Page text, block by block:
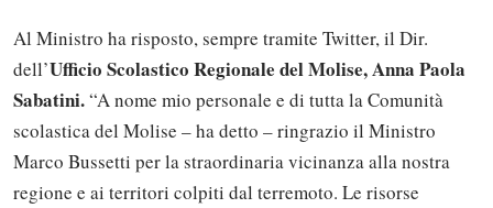
Al Ministro ha risposto, sempre tramite Twitter, il Dir.
dell’Ufficio Scolastico Regionale del Molise, Anna Paola
Sabatini.“A nome mio personale e di tutta la Comunità
scolastica del Molise – ha detto – ringrazio il Ministro
Marco Bussetti per la straordinaria vicinanza alla nostra
regione e ai territori colpiti dal terremoto. Le risorse